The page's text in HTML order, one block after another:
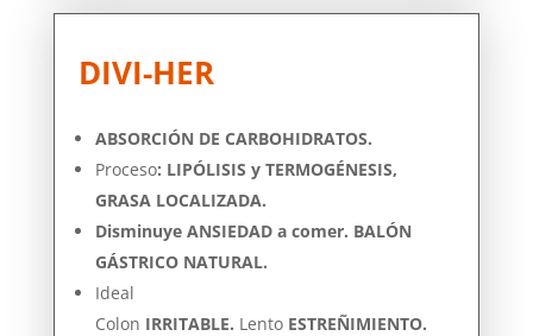
DIVI-HER
ABSORCIÓN DE CARBOHIDRATOS.
Proceso: LIPÓLISIS y TERMOGÉNESIS,
GRASA LOCALIZADA.
Disminuye ANSIEDAD a comer. BALÓN
GÁSTRICO NATURAL.
Ideal
Colon IRRITABLE. LentoESTREÑIMIENTO.